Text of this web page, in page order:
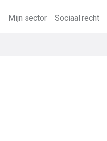
Mijn sector Sociaal recht